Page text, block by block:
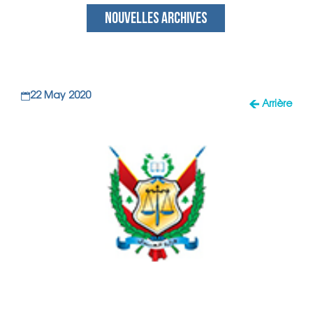
NOUVELLES ARCHIVES
Arrière
22 May 2020